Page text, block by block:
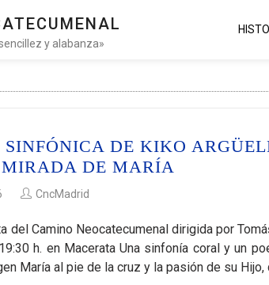
y alabanza»
DE KIKO
DE MARÍA
CncMadrid
del Camino Neocatecumenal dirigida por
h. en Macerata Una sinfonía coral y un
María al pie de la cruz y la pasión de su